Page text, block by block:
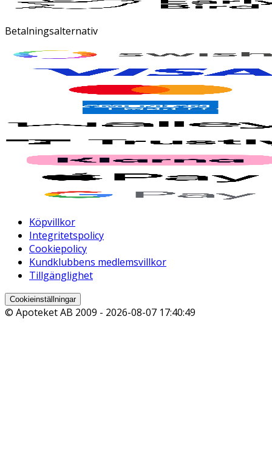
Betalningsalternativ
Köpvillkor
Integritetspolicy
Cookiepolicy
Kundklubbens medlemsvillkor
Tillgänglighet
Cookieinställningar
© Apoteket AB 2009 - 2026-08-07 17:40:49